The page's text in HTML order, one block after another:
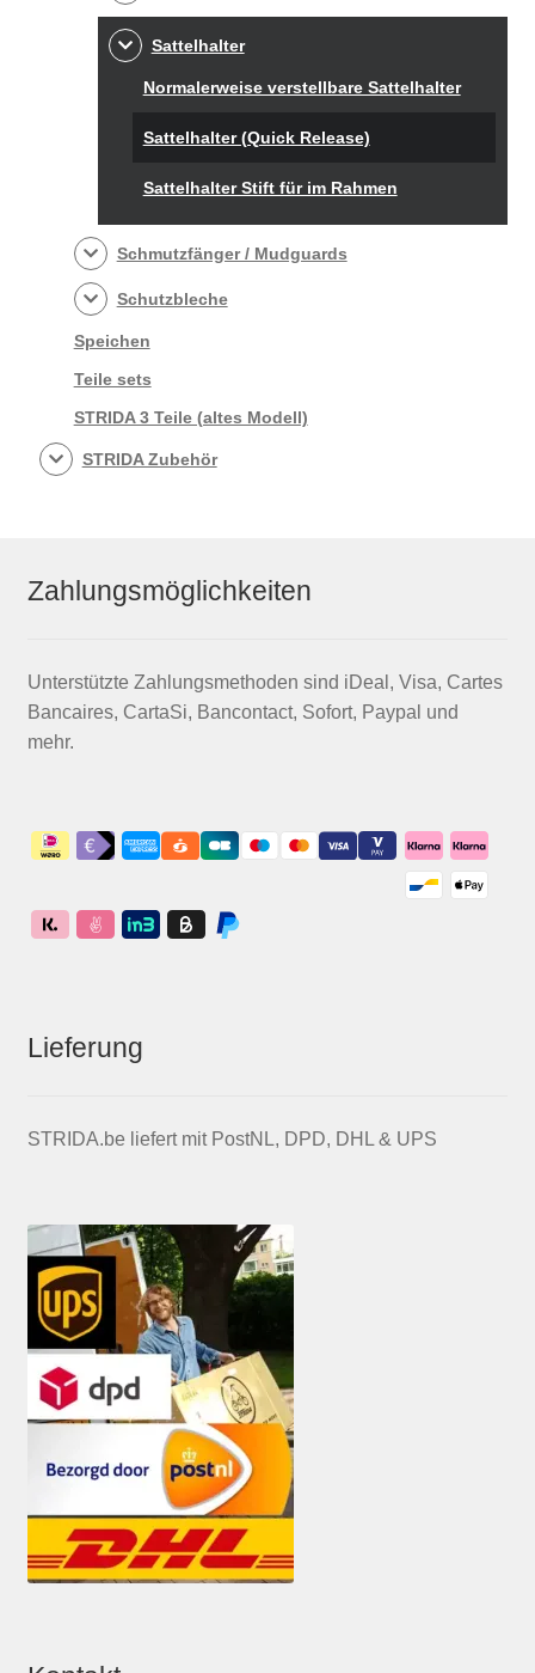
Sattelhalter
Normalerweise verstellbare Sattelhalter
Sattelhalter (Quick Release)
Sattelhalter Stift für im Rahmen
Schmutzfänger / Mudguards
Schutzbleche
Speichen
Teile sets
STRIDA 3 Teile (altes Modell)
STRIDA Zubehör
Zahlungsmöglichkeiten
Unterstützte Zahlungsmethoden sind iDeal, Visa, Cartes
Bancaires, CartaSi, Bancontact, Sofort, Paypal und
mehr.
Lieferung
STRIDA.be liefert mit PostNL, DPD, DHL & UPS